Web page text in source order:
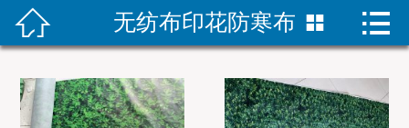
 首页
防寒布新闻
 无纺布印花防寒布  